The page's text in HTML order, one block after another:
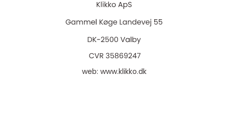
web: www.klikko.dk